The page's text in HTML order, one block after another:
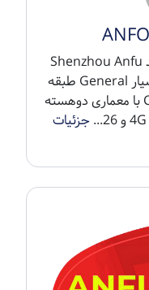
AF75 یکی از محصولات جدید برند Shenzhou Anfu
میباشد که در گروه دستگاه های سیار General طبقه
بندی می.شود. این دستگاه از CPU با معماری دوهسته
جزئیات